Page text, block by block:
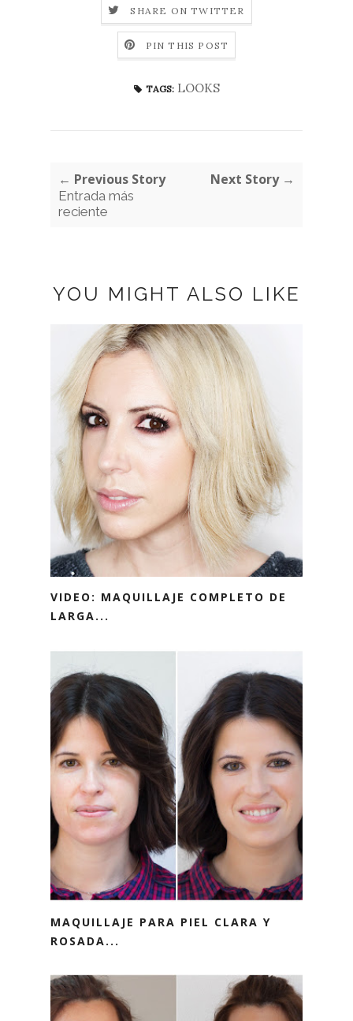
SHARE ON TWITTER
PIN THIS POST
TAGS: LOOKS
← Previous Story
Entrada más
reciente
Next Story →
YOU MIGHT ALSO LIKE
VIDEO: MAQUILLAJE COMPLETO DE
LARGA...
MAQUILLAJE PARA PIEL CLARA Y
ROSADA...